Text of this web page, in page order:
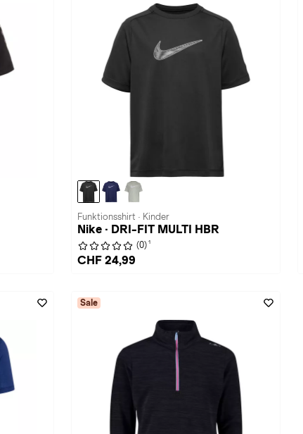
Funktionsshirt · Kinder
Nike · DRI-FIT MULTI HBR
(0) 1
CHF 24,99
Sale